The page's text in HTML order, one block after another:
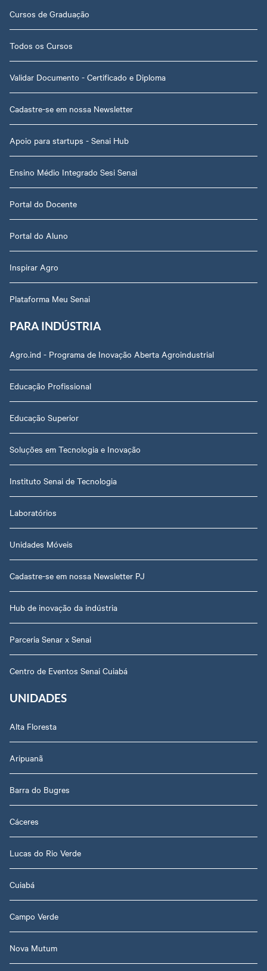
Cursos de Graduação
Todos os Cursos
Validar Documento - Certificado e Diploma
Cadastre-se em nossa Newsletter
Apoio para startups - Senai Hub
Ensino Médio Integrado Sesi Senai
Portal do Docente
Portal do Aluno
Inspirar Agro
Plataforma Meu Senai
PARA INDÚSTRIA
Agro.ind - Programa de Inovação Aberta Agroindustrial
Educação Profissional
Educação Superior
Soluções em Tecnologia e Inovação
Instituto Senai de Tecnologia
Laboratórios
Unidades Móveis
Cadastre-se em nossa Newsletter PJ
Hub de inovação da indústria
Parceria Senar x Senai
Centro de Eventos Senai Cuiabá
UNIDADES
Alta Floresta
Aripuanã
Barra do Bugres
Cáceres
Lucas do Rio Verde
Cuiabá
Campo Verde
Nova Mutum